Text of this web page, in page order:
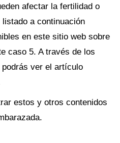
afectar la fertilidad o
a continuación
en este sitio web sobre
caso 5. A través de los
ver el artículo
estos y otros contenidos